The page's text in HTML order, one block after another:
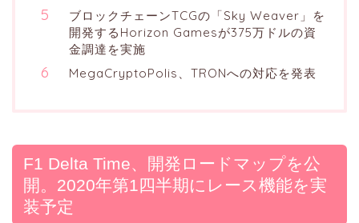
ブロックチェーンTCGの「Sky Weaver」を
開発するHorizon Gamesが375万ドルの資
金調達を実施
MegaCryptoPolis、TRONへの対応を発表
F1 Delta Time、開発ロードマップを公
開。2020年第1四半期にレース機能を実
装予定